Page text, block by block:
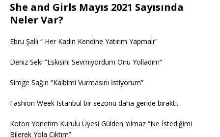
She and Girls Mayıs 2021 Sayısında
Neler Var?
Ebru Şallı “ Her Kadın Kendine Yatırım Yapmalı”
Deniz Seki “Eskisini Sevmiyordum Onu Yolladım”
Simge Sağın “Kalbimi Vurmasını İstiyorum”
Fashion Week Istanbul bir sezonu daha geride bıraktı.
Koton Yönetim Kurulu Üyesi Gülden Yılmaz “Ne İstediğimi
Bilerek Yola Çıktım”